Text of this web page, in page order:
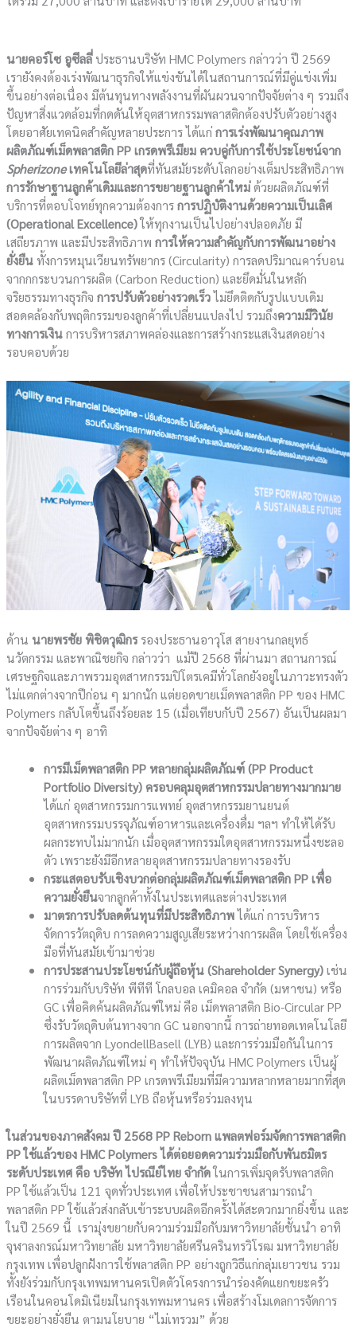
นายคอร์โซ อูซีลลี่ประธานบริษัท HMC Polymers กล่าวว่า ปี 2569
เรายังคงต้องเร่งพัฒนาธุรกิจให้แข่งขันได้ในสถานการณ์ที่มีคู่แข่งเพิ่ม
ขึ้นอย่างต่อเนื่อง มีต้นทุนทางพลังงานที่ผันผวนจากปัจจัยต่าง ๆ รวมถึง
ปัญหาสิ่งแวดล้อมที่กดดันให้อุตสาหกรรมพลาสติกต้องปรับตัวอย่างสูง
โดยอาศัยเทคนิคสำคัญหลายประการ ได้แก่การเร่งพัฒนาคุณภาพ
ผลิตภัณฑ์เม็ดพลาสติกPP เกรดพรีเมียม ควบคู่กับการใช้ประโยชน์จาก
Spherizoneเทคโนโลยีล่าสุดที่ทันสมัยระดับโลกอย่างเต็มประสิทธิภาพ
การรักษาฐานลูกค้าเดิมและการขยายฐานลูกค้าใหม่ด้วยผลิตภัณฑ์ที่
บริการที่ตอบโจทย์ทุกความต้องการการปฏิบัติงานด้วยความเป็นเลิศ
(Operational Excellence)ให้ทุกงานเป็นไปอย่างปลอดภัย มี
เสถียรภาพ และมีประสิทธิภาพการให้ความสำคัญกับการพัฒนาอย่าง
ยั่งยืนทั้งการหมุนเวียนทรัพยากร (Circularity) การลดปริมาณคาร์บอน
จากกกระบวนการผลิต (Carbon Reduction) และยึดมั่นในหลัก
จริยธรรมทางธุรกิจการปรับตัวอย่างรวดเร็วไม่ยึดติดกับรูปแบบเดิม
สอดคล้องกับพฤติกรรมของลูกค้าที่เปลี่ยนแปลงไป รวมถึงความมีวินัย
ทางการเงินการบริหารสภาพคล่องและการสร้างกระแสเงินสดอย่าง
รอบคอบด้วย
ด้าน นายพรชัย พิชิตวุฒิกรรองประธานอาวุโส สายงานกลยุทธ์
นวัตกรรม และพาณิชยกิจ กล่าวว่า แม้ปี 2568 ที่ผ่านมา สถานการณ์
เศรษฐกิจและภาพรวมอุตสาหกรรมปิโตรเคมีทั่วโลกยังอยู่ในภาวะทรงตัว
ไม่แตกต่างจากปีก่อน ๆ มากนัก แต่ยอดขายเม็ดพลาสติก PP ของ HMC
Polymers กลับโตขึ้นถึงร้อยละ 15 (เมื่อเทียบกับปี 2567) อันเป็นผลมา
จากปัจจัยต่าง ๆ อาทิ
การมีเม็ดพลาสติกPP หลายกลุ่มผลิตภัณฑ์ (PP Product
Portfolio Diversity) ครอบคลุมอุตสาหกรรมปลายทางมากมาย
ได้แก่ อุตสาหกรรมการแพทย์ อุตสาหกรรมยานยนต์
อุตสาหกรรมบรรจุภัณฑ์อาหารและเครื่องดื่ม ฯลฯ ทำให้ได้รับ
ผลกระทบไม่มากนัก เมื่ออุตสาหกรรมใดอุตสาหกรรมหนึ่งชะลอ
ตัว เพราะยังมีอีกหลายอุตสาหกรรมปลายทางรองรับ
กระแสตอบรับเชิงบวกต่อกลุ่มผลิตภัณฑ์เม็ดพลาสติกPP เพื่อ
ความยั่งยืนจากลูกค้าทั้งในประเทศและต่างประเทศ
มาตรการปรับลดต้นทุนที่มีประสิทธิภาพได้แก่ การบริหาร
จัดการวัตถุดิบ การลดความสูญเสียระหว่างการผลิต โดยใช้เครื่อง
มือที่ทันสมัยเข้ามาช่วย
การประสานประโยชน์กับผู้ถือหุ้น(Shareholder Synergy)เช่น
การร่วมกับบริษัท พีทีที โกลบอล เคมิคอล จำกัด (มหาชน) หรือ
GC เพื่อคิดค้นผลิตภัณฑ์ใหม่ คือ เม็ดพลาสติก Bio-Circular PP
ซึ่งรับวัตถุดิบต้นทางจาก GC นอกจากนี้ การถ่ายทอดเทคโนโลยี
การผลิตจาก LyondellBasell (LYB) และการร่วมมือกันในการ
พัฒนาผลิตภัณฑ์ใหม่ ๆ ทำให้ปัจจุบัน HMC Polymers เป็นผู้
ผลิตเม็ดพลาสติก PP เกรดพรีเมียมที่มีความหลากหลายมากที่สุด
ในบรรดาบริษัทที่ LYB ถือหุ้นหรือร่วมลงทุน
ในส่วนของภาคสังคม ปี 2568 PP Reborn แพลตฟอร์มจัดการพลาสติก
PP ใช้แล้วของ HMC Polymers ได้ต่อยอดความร่วมมือกับพันธมิตร
ระดับประเทศ คือ บริษัท ไปรณีย์ไทย จำกัดในการเพิ่มจุดรับพลาสติก
PP ใช้แล้วเป็น 121 จุดทั่วประเทศ เพื่อให้ประชาชนสามารถนำ
พลาสติก PP ใช้แล้วส่งกลับเข้าระบบผลิตอีกครั้งได้สะดวกมากยิ่งขึ้น และ
ในปี 2569 นี้ เรามุ่งขยายกับความร่วมมือกับมหาวิทยาลัยชั้นนำ อาทิ
จุฬาลงกรณ์มหาวิทยาลัย มหาวิทยาลัยศรีนครินทรวิโรฒ มหาวิทยาลัย
กรุงเทพ เพื่อปลูกฝังการใช้พลาสติก PP อย่างถูกวิธีแก่กลุ่มเยาวชน รวม
ทั้งยังร่วมกับกรุงเทพมหานครเปิดตัวโครงการนำร่องคัดแยกขยะครัว
เรือนในคอนโดมิเนียมในกรุงเทพมหานคร เพื่อสร้างโมเดลการจัดการ
ขยะอย่างยั่งยืน ตามนโยบาย “ไม่เทรวม” ด้วย